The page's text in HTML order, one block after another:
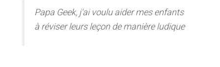
Papa Geek, j'ai voulu aider mes enfants
à réviser leurs leçon de manière ludique